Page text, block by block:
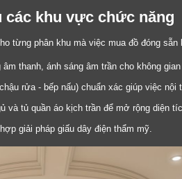
khu vực chức năng
từng phân khu mà việc mua đồ đóng
thanh, ánh sáng âm trần cho không gian
rửa - bếp nấu) chuẩn xác giúp việc nội
tủ quần áo kịch trần để mở rộng diện
giải pháp giấu dây điện thẩm mỹ.